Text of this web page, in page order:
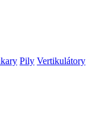
Pily Vertikulátory